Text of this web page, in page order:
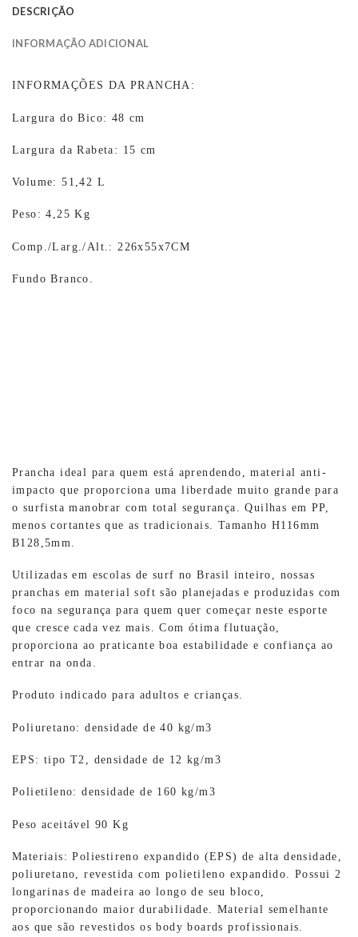
DESCRIÇÃO
INFORMAÇÃO ADICIONAL
INFORMAÇÕES DA PRANCHA:
Largura do Bico: 48 cm
Largura da Rabeta: 15 cm
Volume: 51,42 L
Peso: 4,25 Kg
Comp./Larg./Alt.: 226x55x7CM
Fundo Branco.
Prancha ideal para quem está aprendendo, material anti-
impacto que proporciona uma liberdade muito grande para
o surfista manobrar com total segurança. Quilhas em PP,
menos cortantes que as tradicionais. Tamanho H116mm
B128,5mm.
Utilizadas em escolas de surf no Brasil inteiro, nossas
pranchas em material soft são planejadas e produzidas com
foco na segurança para quem quer começar neste esporte
que cresce cada vez mais. Com ótima flutuação,
proporciona ao praticante boa estabilidade e confiança ao
entrar na onda.
Produto indicado para adultos e crianças.
Poliuretano: densidade de 40 kg/m3
EPS: tipo T2, densidade de 12 kg/m3
Polietileno: densidade de 160 kg/m3
Peso aceitável 90 Kg
Materiais: Poliestireno expandido (EPS) de alta densidade,
poliuretano, revestida com polietileno expandido. Possui 2
longarinas de madeira ao longo de seu bloco,
proporcionando maior durabilidade. Material semelhante
aos que são revestidos os body boards profissionais.